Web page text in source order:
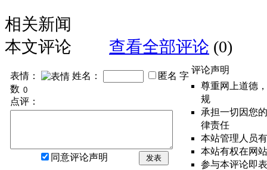
相关新闻
本文评论
查看全部评论 (0)
表情： 姓名： 匿名 字
数
点评：
同意评论声明 发表
评论声明
尊重网上道德
规
承担一切因您
律责任
本站管理人员
本站有权在网
参与本评论即